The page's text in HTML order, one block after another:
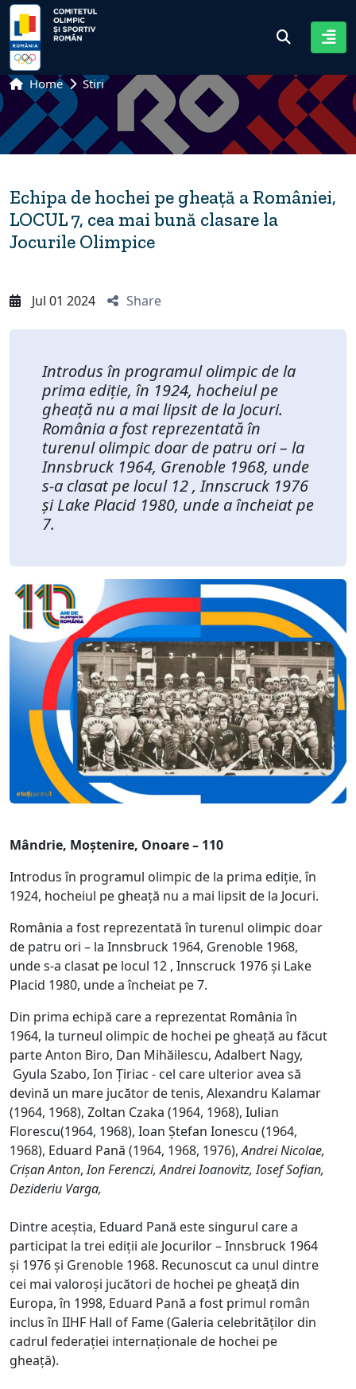
Home Stiri
Echipa de hochei pe gheață a României,
LOCUL 7, cea mai bună clasare la
Jocurile Olimpice
Jul 01 2024 Share
Introdus în programul olimpic de la
prima ediție, în 1924, hocheiul pe
gheață nu a mai lipsit de la Jocuri.
România a fost reprezentată în
turenul olimpic doar de patru ori – la
Innsbruck 1964, Grenoble 1968, unde
s-a clasat pe locul 12 , Innscruck 1976
și Lake Placid 1980, unde a încheiat pe
7.
Mândrie, Moștenire, Onoare – 110
Introdus în programul olimpic de la prima ediție, în
1924, hocheiul pe gheață nu a mai lipsit de la Jocuri.
România a fost reprezentată în turenul olimpic doar
de patru ori – la Innsbruck 1964, Grenoble 1968,
unde s-a clasat pe locul 12 , Innscruck 1976 și Lake
Placid 1980, unde a încheiat pe 7.
Din prima echipă care a reprezentat România în
1964, la turneul olimpic de hochei pe gheață au făcut
parte Anton Biro, Dan Mihăilescu, Adalbert Nagy,
Gyula Szabo, Ion Țiriac - cel care ulterior avea să
devină un mare jucător de tenis, Alexandru Kalamar
(1964, 1968), Zoltan Czaka (1964, 1968), Iulian
Florescu(1964, 1968), Ioan Ștefan Ionescu (1964,
1968), Eduard Pană (1964, 1968, 1976),Andrei Nicolae,
Crișan Anton,Ion Ferenczi, Andrei Ioanovitz, Iosef Sofian,
Dezideriu Varga,
Dintre aceștia, Eduard Pană este singurul care a
participat la trei ediții ale Jocurilor – Innsbruck 1964
și 1976 și Grenoble 1968. Recunoscut ca unul dintre
cei mai valoroși jucători de hochei pe gheață din
Europa, în 1998, Eduard Pană a fost primul român
inclus în IIHF Hall of Fame (Galeria celebrităților din
cadrul federației internaționale de hochei pe
gheață).